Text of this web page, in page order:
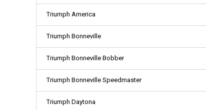
Triumph America
Triumph Bonneville
Triumph Bonneville Bobber
Triumph Bonneville Speedmaster
Triumph Daytona